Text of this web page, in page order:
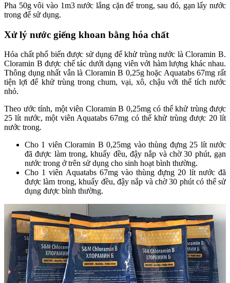
Pha 50g vôi vào 1m3 nước lắng cặn để trong, sau đó, gạn lấy nước
trong để sử dụng.
Xử lý nước giếng khoan bằng hóa chất
Hóa chất phổ biến được sử dụng để khử trùng nước là Cloramin B.
Cloramin B được chế tác dưới dạng viên với hàm lượng khác nhau.
Thông dụng nhất vẫn là Cloramin B 0,25g hoặc Aquatabs 67mg rất
tiện lợi để khử trùng trong chum, vại, xô, chậu với thể tích nước
nhỏ.
Theo ước tính, một viên Cloramin B 0,25mg có thể khử trùng được
25 lít nước, một viên Aquatabs 67mg có thể khử trùng được 20 lít
nước trong.
Cho 1 viên Cloramin B 0,25mg vào thùng đựng 25 lít nước
đã được làm trong, khuấy đều, đậy nắp và chờ 30 phút, gạn
nước trong ở trên sử dụng cho sinh hoạt bình thường.
Cho 1 viên Aquatabs 67mg vào thùng đựng 20 lít nước đã
được làm trong, khuấy đều, đậy nắp và chờ 30 phút có thể sử
dụng được bình thường.